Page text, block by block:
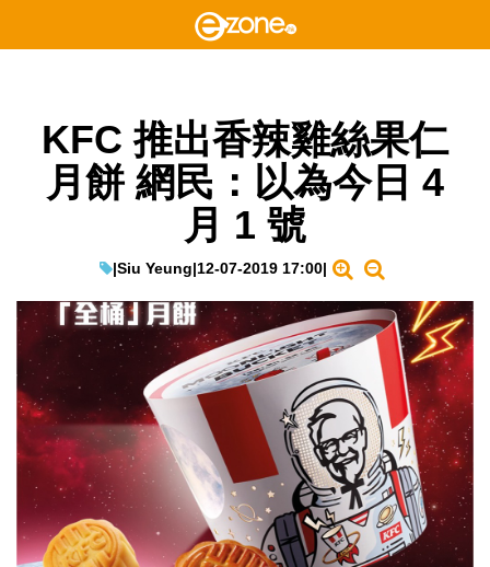
KFC 推出香辣雞絲果仁
月餅 網民：以為今日 4
月 1 號
|Siu Yeung|12-07-2019 17:00|